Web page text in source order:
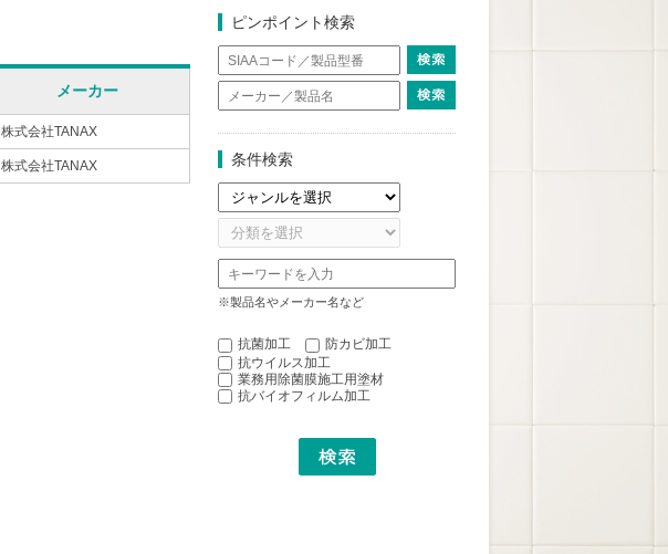
メーカー
株式会社TANAX
株式会社TANAX
ピンポイント検索
条件検索
※製品名やメーカー名など
抗菌加工
防カビ加工
抗ウイルス加工
業務用除菌膜施工用塗材
抗バイオフィルム加工